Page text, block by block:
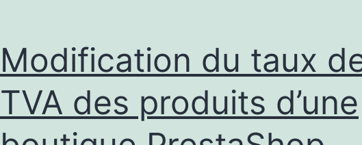
Modification du taux
TVA des produits d’une